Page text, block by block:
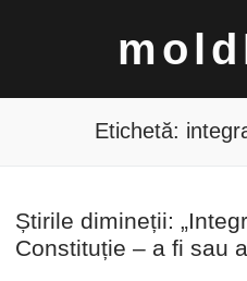
Caută
Etichetă:
Știrile dimineții:
Constituție – a fi sau